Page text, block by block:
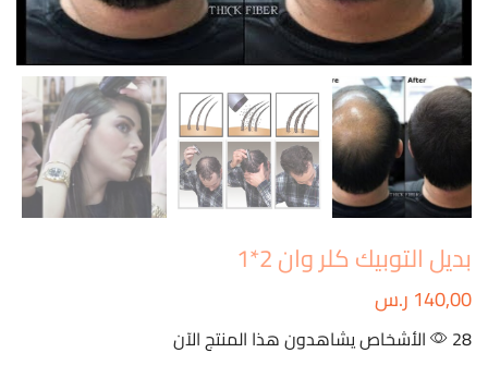
بديل التوبيك كلر وان 2*1
140,00 ر.س
28 الأشخاص يشاهدون هذا المنتج الآن